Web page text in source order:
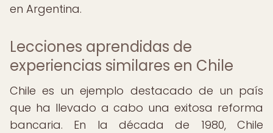
en Argentina.
Lecciones aprendidas de
experiencias similares en Chile
Chile es un ejemplo destacado de un país
que ha llevado a cabo una exitosa reforma
bancaria. En la década de 1980, Chile